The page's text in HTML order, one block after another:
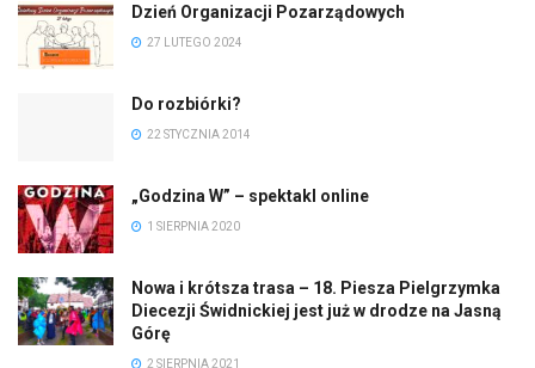
Dzień Organizacji Pozarządowych
27 LUTEGO 2024
Do rozbiórki?
22 STYCZNIA 2014
„Godzina W” – spektakl online
1 SIERPNIA 2020
Nowa i krótsza trasa – 18. Piesza Pielgrzymka
Diecezji Świdnickiej jest już w drodze na Jasną
Górę
2 SIERPNIA 2021